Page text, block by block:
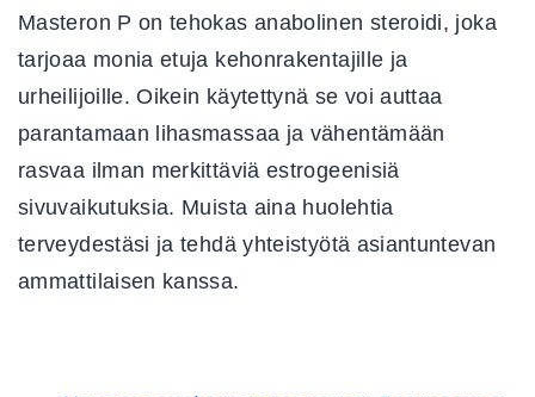
Masteron P on tehokas anabolinen steroidi, joka
tarjoaa monia etuja kehonrakentajille ja
urheilijoille. Oikein käytettynä se voi auttaa
parantamaan lihasmassaa ja vähentämään
rasvaa ilman merkittäviä estrogeenisiä
sivuvaikutuksia. Muista aina huolehtia
terveydestäsi ja tehdä yhteistyötä asiantuntevan
ammattilaisen kanssa.